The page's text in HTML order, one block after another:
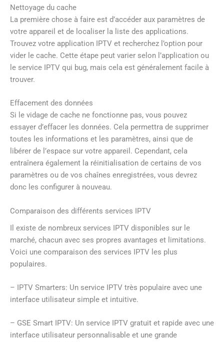
Nettoyage du cache
La première chose à faire est d’accéder aux paramètres de
votre appareil et de localiser la liste des applications.
Trouvez votre application IPTV et recherchez l’option pour
vider le cache. Cette étape peut varier selon l’application ou
le service IPTV qui bug, mais cela est généralement facile à
trouver.
Effacement des données
Si le vidage de cache ne fonctionne pas, vous pouvez
essayer d’effacer les données. Cela permettra de supprimer
toutes les informations et les paramètres, ainsi que de
libérer de l’espace sur votre appareil. Cependant, cela
entraînera également la réinitialisation de certains de vos
paramètres ou de vos chaînes enregistrées, vous devrez
donc les configurer à nouveau.
Comparaison des différents services IPTV
Il existe de nombreux services IPTV disponibles sur le
marché, chacun avec ses propres avantages et limitations.
Voici une comparaison des services IPTV les plus
populaires.
– IPTV Smarters: Un service IPTV très populaire avec une
interface utilisateur simple et intuitive.
– GSE Smart IPTV: Un service IPTV gratuit et rapide avec une
interface utilisateur personnalisable et une grande